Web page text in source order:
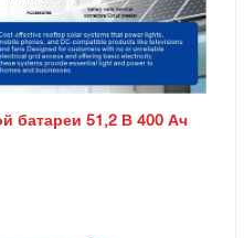
батареи 51,2 В 400 Ач